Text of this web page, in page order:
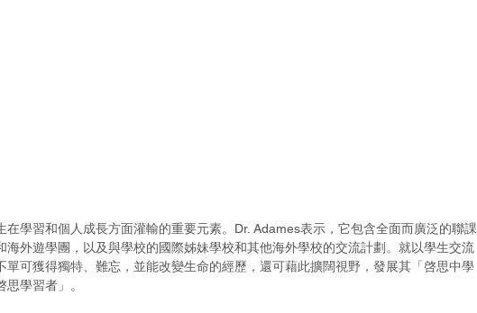
在學習和個人成長方面灌輸的重要元素。Dr. Adames表示，它包含全面而廣泛的聯課
海外遊學團，以及與學校的國際姊妹學校和其他海外學校的交流計劃。就以學生交流
單可獲得獨特、難忘，並能改變生命的經歷，還可藉此擴闊視野，發展其「啓思中學
學習者」。